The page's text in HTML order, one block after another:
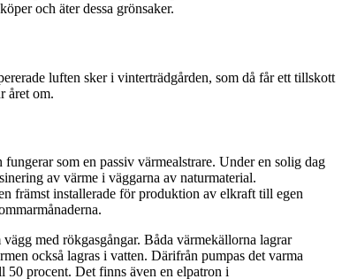
och äter dessa grönsaker.
luften sker i vinterträdgården, som då får ett tillskott
året om.
som en passiv värmealstrare. Under en solig dag
av värme i väggarna av naturmaterial.
främst installerade för produktion av elkraft till egen
med rökgasgångar. Båda värmekällorna lagrar
också lagras i vatten. Därifrån pumpas det varma
50 procent. Det finns även en elpatron i